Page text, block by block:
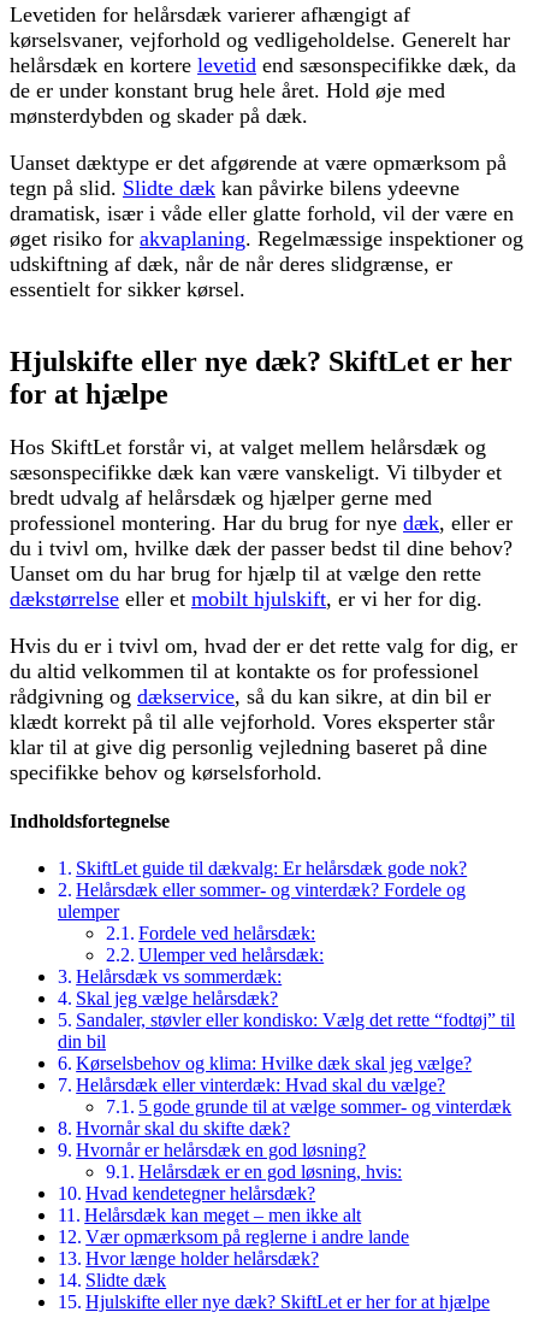
Levetiden for helårsdæk varierer afhængigt af
kørselsvaner, vejforhold og vedligeholdelse. Generelt har
helårsdæk en kortere levetid end sæsonspecifikke dæk, da
de er under konstant brug hele året. Hold øje med
mønsterdybden og skader på dæk.
Uanset dæktype er det afgørende at være opmærksom på
tegn på slid. Slidte dæk kan påvirke bilens ydeevne
dramatisk, især i våde eller glatte forhold, vil der være en
øget risiko for akvaplaning. Regelmæssige inspektioner og
udskiftning af dæk, når de når deres slidgrænse, er
essentielt for sikker kørsel.
Hjulskifte eller nye dæk? SkiftLet er her
for at hjælpe
Hos SkiftLet forstår vi, at valget mellem helårsdæk og
sæsonspecifikke dæk kan være vanskeligt. Vi tilbyder et
bredt udvalg af helårsdæk og hjælper gerne med
professionel montering. Har du brug for nye dæk, eller er
du i tvivl om, hvilke dæk der passer bedst til dine behov?
Uanset om du har brug for hjælp til at vælge den rette
dækstørrelse eller et mobilt hjulskift, er vi her for dig.
Hvis du er i tvivl om, hvad der er det rette valg for dig, er
du altid velkommen til at kontakte os for professionel
rådgivning og dækservice, så du kan sikre, at din bil er
klædt korrekt på til alle vejforhold. Vores eksperter står
klar til at give dig personlig vejledning baseret på dine
specifikke behov og kørselsforhold.
Indholdsfortegnelse
SkiftLet guide til dækvalg: Er helårsdæk gode nok?
Helårsdæk eller sommer- og vinterdæk? Fordele og
ulemper
Fordele ved helårsdæk:
Ulemper ved helårsdæk:
Helårsdæk vs sommerdæk:
Skal jeg vælge helårsdæk?
Sandaler, støvler eller kondisko: Vælg det rette “fodtøj” til
din bil
Kørselsbehov og klima: Hvilke dæk skal jeg vælge?
Helårsdæk eller vinterdæk: Hvad skal du vælge?
5 gode grunde til at vælge sommer- og vinterdæk
Hvornår skal du skifte dæk?
Hvornår er helårsdæk en god løsning?
Helårsdæk er en god løsning, hvis:
Hvad kendetegner helårsdæk?
Helårsdæk kan meget – men ikke alt
Vær opmærksom på reglerne i andre lande
Hvor længe holder helårsdæk?
Slidte dæk
Hjulskifte eller nye dæk? SkiftLet er her for at hjælpe